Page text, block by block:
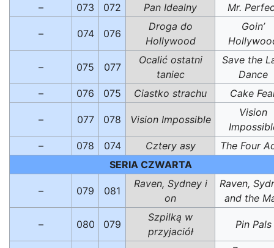
–
073 072 Pan Idealny Mr.
– 074 076
Droga do
Hollywood
Goin’
– 075 077
Ocalić ostatni
taniec
Save the
Dance
–
076 075 Ciastko strachu Cake
– 077 078 Vision Impossible
Vision
–
078 074 Cztery asy
The Four
SERIA CZWARTA
– 079 081
Raven, Sydney i
on
Raven,
and the
– 080 079
Szpilką w
przyjaciół
Pin Pals